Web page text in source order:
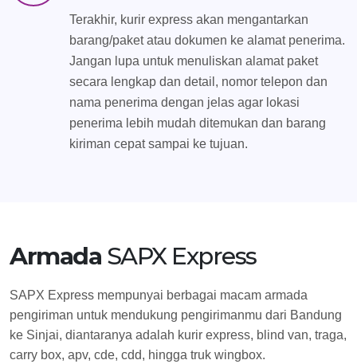
Terakhir, kurir express akan mengantarkan
barang/paket atau dokumen ke alamat penerima.
Jangan lupa untuk menuliskan alamat paket
secara lengkap dan detail, nomor telepon dan
nama penerima dengan jelas agar lokasi
penerima lebih mudah ditemukan dan barang
kiriman cepat sampai ke tujuan.
Armada SAPX Express
SAPX Express mempunyai berbagai macam armada
pengiriman untuk mendukung pengirimanmu dari Bandung
ke Sinjai, diantaranya adalah kurir express, blind van, traga,
carry box, apv, cde, cdd, hingga truk wingbox.